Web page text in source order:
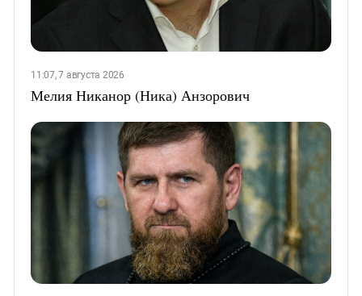
11:07, 7 августа 2026
Мелия Никанор (Ника) Анзорович